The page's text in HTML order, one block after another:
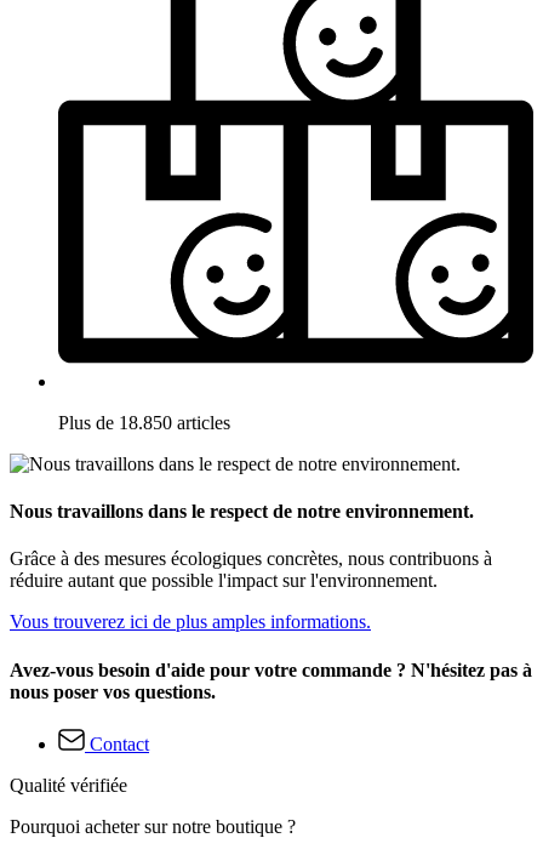
Plus de 18.850 articles
Nous travaillons dans le respect de notre environnement.
Grâce à des mesures écologiques concrètes, nous contribuons à
réduire autant que possible l'impact sur l'environnement.
Vous trouverez ici de plus amples informations.
Avez-vous besoin d'aide pour votre commande ? N'hésitez pas à
nous poser vos questions.
Contact
Qualité vérifiée
Pourquoi acheter sur notre boutique ?